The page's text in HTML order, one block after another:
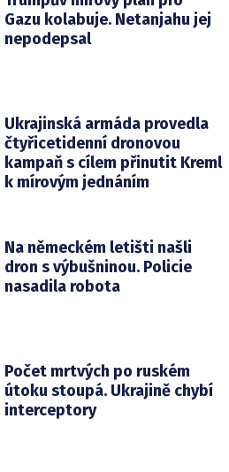
Gazu kolabuje. Netanjahu jej
nepodepsal
Ukrajinská armáda provedla
čtyřicetidenní dronovou
kampaň s cílem přinutit Kreml
k mírovým jednáním
Na německém letišti našli
dron s výbušninou. Policie
nasadila robota
Počet mrtvých po ruském
útoku stoupá. Ukrajině chybí
interceptory